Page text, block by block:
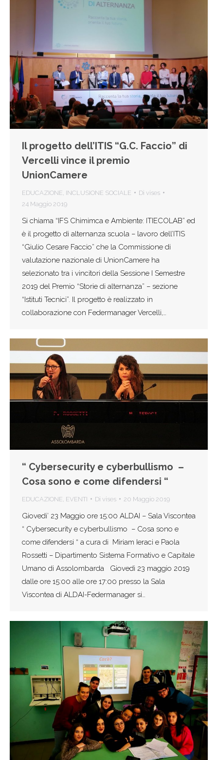
Il progetto dell’ITIS “G.C. Faccio” di
Vercelli vince il premio
UnionCamere
EDUCAZIONE INCLUSIONE SOCIALE Di vises
24 Maggio 2019
Si chiama “IFS Chimimca e Ambiente: ITIECOLAB” ed
è il progetto di alternanza scuola – lavoro dell’ITIS
“Giulio Cesare Faccio” che la Commissione di
valutazione nazionale di UnionCamere ha
selezionato tra i vincitori della Sessione I Semestre
2019 del Premio “Storie di alternanza” – sezione
“Istituti Tecnici”. Il progetto è realizzato in
collaborazione con Federmanager Vercelli,…
“ Cybersecurity e cyberbullismo –
Cosa sono e come difendersi “
EDUCAZIONE EVENTI Di vises 20 Maggio 2019
Giovedi’ 23 Maggio ore 15:00 ALDAI – Sala Viscontea
“ Cybersecurity e cyberbullismo – Cosa sono e
come difendersi “ a cura di Miriam Ieraci e Paola
Rossetti – Dipartimento Sistema Formativo e Capitale
Umano di Assolombarda Giovedì 23 maggio 2019
dalle ore 15:00 alle ore 17:00 presso la Sala
Viscontea di ALDAI-Federmanager si…